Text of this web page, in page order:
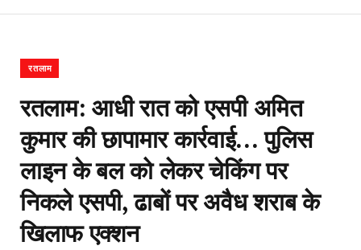
रतलाम
रतलाम: आधी रात को एसपी अमित
कुमार की छापामार कार्रवाई… पुलिस
लाइन के बल को लेकर चेकिंग पर
निकले एसपी, ढाबों पर अवैध शराब के
खिलाफ एक्शन